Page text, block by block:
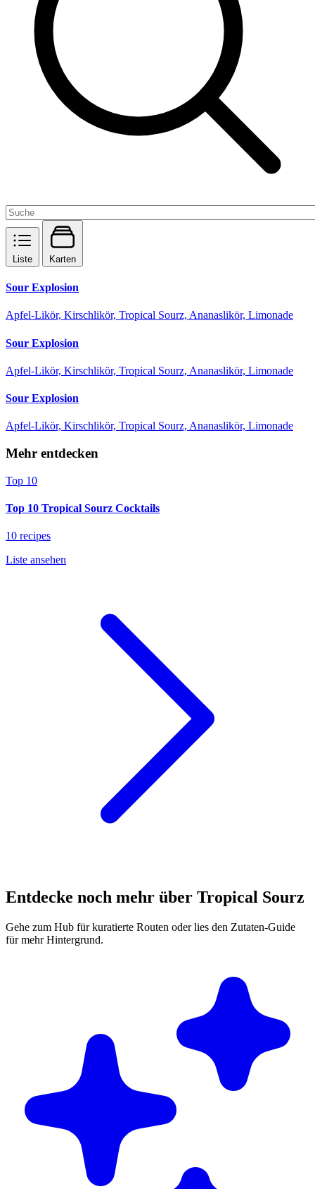
Liste Karten
Sour Explosion
Apfel-Likör, Kirschlikör, Tropical Sourz, Ananaslikör, Limonade
Sour Explosion
Apfel-Likör, Kirschlikör, Tropical Sourz, Ananaslikör, Limonade
Sour Explosion
Apfel-Likör, Kirschlikör, Tropical Sourz, Ananaslikör, Limonade
Mehr entdecken
Top 10
Top 10 Tropical Sourz Cocktails
10 recipes
Liste ansehen
Entdecke noch mehr über Tropical Sourz
Gehe zum Hub für kuratierte Routen oder lies den Zutaten-Guide
für mehr Hintergrund.